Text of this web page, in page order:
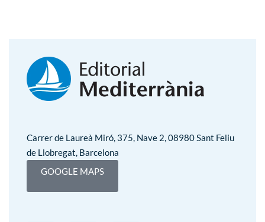
Carrer de Laureà Miró, 375, Nave 2, 08980 Sant Feliu
de Llobregat, Barcelona
GOOGLE MAPS